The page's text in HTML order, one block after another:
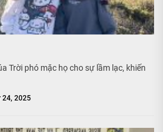
Trời phó mặc họ cho sự lầm lạc, khiến
24, 2025